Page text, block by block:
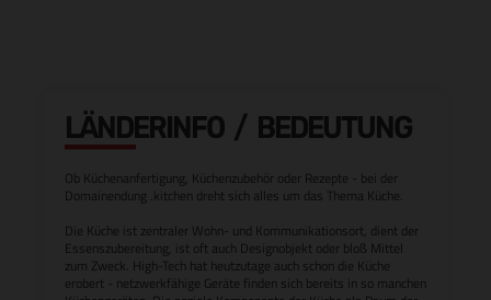
LÄNDERINFO / BEDEUTUNG
Ob Küchenanfertigung, Küchenzubehör oder Rezepte - bei der
Domainendung .kitchen dreht sich alles um das Thema Küche.
Die Küche ist zentraler Wohn- und Kommunikationsort, dient der
Essenszubereitung, ist oft auch Designobjekt oder bloß Mittel
zum Zweck. High-Tech hat heutzutage auch schon die Küche
erobert - netzwerkfähige Geräte finden sich bereits in so manchen